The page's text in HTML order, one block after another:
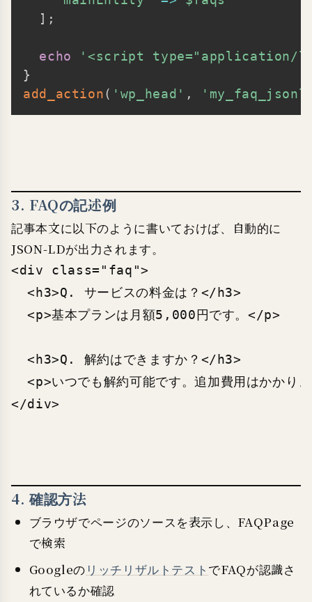
] ;
echo
'<script type="application/
}
add_action( 'wp_head' ,
3. FAQの記述例
記事本文に以下のように書いておけば、自動的に
JSON-LDが出力されます。
<div class="faq">
  <h3>Q. サービスの料金は？</h3>
  <p>基本プランは月額5,000円です。</p>
  <h3>Q. 解約はできますか？</h3>
<p>いつでも解約可能です。追加費用はかかり
4. 確認方法
ブラウザでページのソースを表示し、FAQPage
で検索
Googleの リッチリザルトテスト でFAQが認識さ
れているか確認